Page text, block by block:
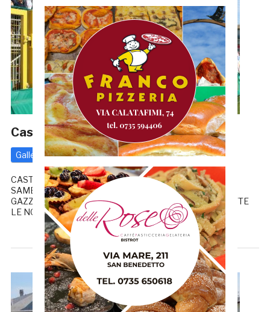
Castelnuovo-Samb 2-1, FOTOTIFO
Gallerie Serie D 15 Aprile 2022 diRedazione GRB
CASTELNUOVO-SAMB 2-1, LA CRONACA ALFONSI: «LA
SAMB HA FATTO SCHIFO» FOTO DI PROPRIETÀ DE LA
GAZZETTA ROSSOBLÙ RIPRODUZIONE RISERVATA TUTTE
LE NOTIZIE SULLA SAMB